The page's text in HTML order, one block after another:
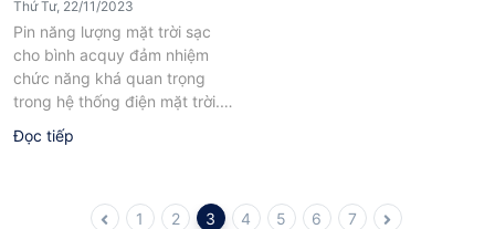
Thứ Tư, 22/11/2023
Pin năng lượng mặt trời sạc
cho bình acquy đảm nhiệm
chức năng khá quan trọng
trong hệ thống điện mặt trời.
Nếu không có bộ...
Đọc tiếp
1 2 3 4 5 6 7